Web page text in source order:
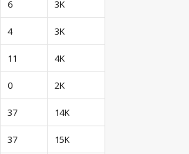
6 3K
4 3K
11 4K
0 2K
37 14K
37 15K